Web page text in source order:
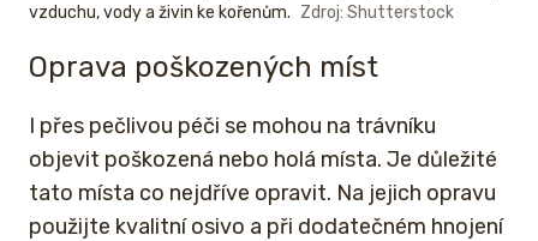
vzduchu, vody a živin ke kořenům. Zdroj: Shutterstock
Oprava poškozených míst
I přes pečlivou péči se mohou na trávníku
objevit poškozená nebo holá místa. Je důležité
tato místa co nejdříve opravit. Na jejich opravu
použijte kvalitní osivo a při dodatečném hnojení